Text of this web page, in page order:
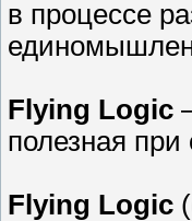
в процессе
Flying Logic
полезная при
Flying Logic